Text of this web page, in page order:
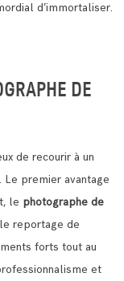
d’immortaliser.
DE
de recourir à un
Le premier avantage
le photographe de
reportage de
forts tout au
et